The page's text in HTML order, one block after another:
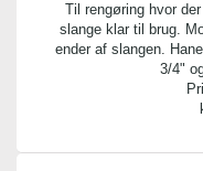
Til rengøring hvor
slange klar til brug.
ender af slangen.
3/4"